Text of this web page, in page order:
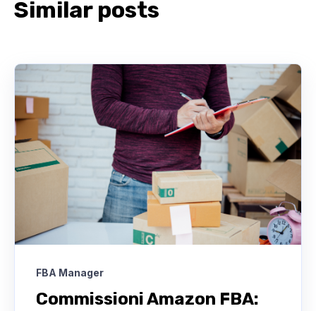
Similar posts
FBA Manager
Commissioni Amazon FBA: